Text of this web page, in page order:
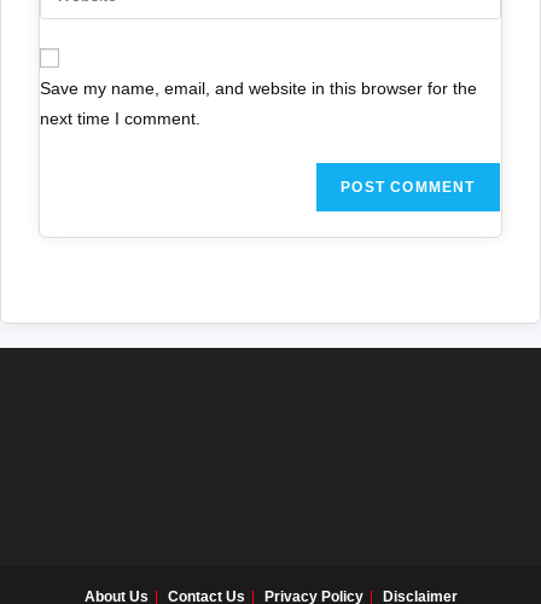
Save my name, email, and website in this browser for the
next time I comment.
About Us Contact Us Privacy Policy Disclaimer